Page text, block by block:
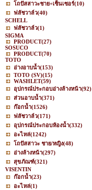
โถปัสสาวะชาย+เซ็นเซอร์(10)
ฟลัชวาล์ว(40)
SCHELL
ฟลัชวาล์ว(1)
SIGMA
PRODUCT(27)
SOSUCO
PRODUCT(70)
TOTO
อ่างอาบน้ำ(153)
TOTO (SV)(15)
WASHLET(59)
อุปกรณ์ประกอบอ่างล้างหน้า(92)
ส่วนอาบน้ำ(371)
ก๊อกน้ำ(1526)
ฟลัชวาล์ว(171)
อุปกรณ์ประกอบห้องน้ำ(332)
อะไหล่(1242)
โถปัสสาวะ ชาย/หญิง(48)
อ่างล้างหน้า(297)
สุขภัณฑ์(321)
VISENTIN
ก๊อกน้ำ(23)
อะไหล่(1)